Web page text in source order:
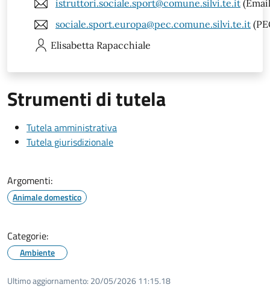
istruttori.sociale.sport@comune.silvi.te.it
sociale.sport.europa@pec.comune.silvi.te.it
Elisabetta Rapacchiale
Strumenti di tutela
Tutela amministrativa
Tutela giurisdizionale
Argomenti:
Animale domestico
Categorie:
Ambiente
Ultimo aggiornamento: 20/05/2026 11:15.18